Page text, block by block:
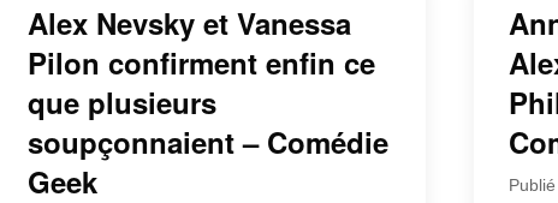
Alex Nevsky et Vanessa
Pilon confirment enfin ce
que plusieurs
soupçonnaient – Comédie
Geek